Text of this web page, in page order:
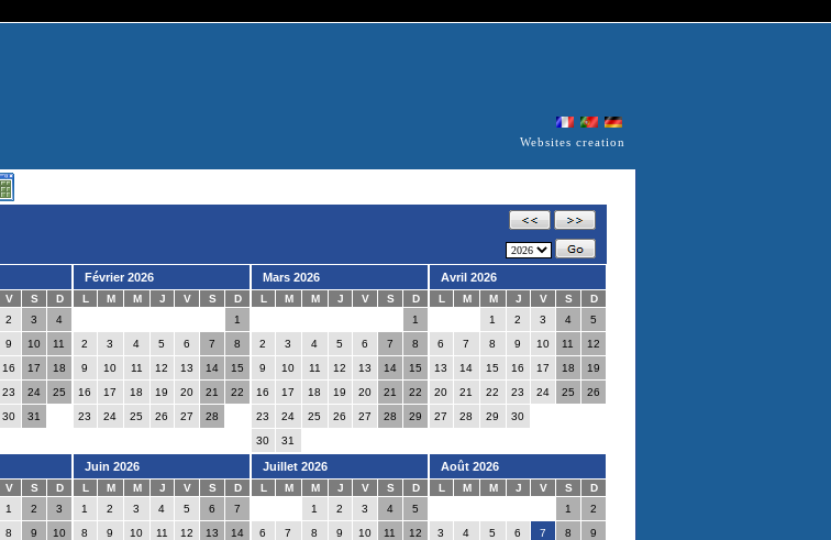
Websites creation
V S
D
2 3
4
9 10
11
16 17
18
23 24
25
30 31
Février 2026
L M M J V S
D
1
2
3 4 5 6 7
8
9
10 11 12 13 14
15
16
17 18 19 20 21
22
23
24 25 26 27 28
Mars 2026
L M M J V S
D
1
2
3 4 5 6 7
8
9
10 11 12 13 14
15
16
17 18 19 20 21
22
23
24 25 26 27 28
29
30
31
Avril 2026
L M M J V S
D
1
2 3 4
5
6
7 8 9 10 11
12
13
14 15 16 17 18
19
20
21 22 23 24 25
26
27
28 29 30
V S
D
1
2
3
8 9
10
Juin 2026
L M M J V S
D
1
2 3 4 5 6
7
8
9 10 11 12 13
14
Juillet 2026
L M M J V S
D
1
2 3 4
5
6
7 8 9 10 11
12
Août 2026
L M M J V S
D
1
2
3
4 5 6 7 8
9